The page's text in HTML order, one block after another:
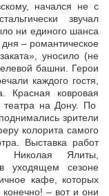
начался не с
звучал
ни единого шанса
– романтическое
уносило (не
башни. Герои
каждого гостя,
Красная ковровая
театра на Дону. По
зрители
колорита самого
Выставка работ
Николая Ялиты,
уходящем сезоне
кафе, которых
– вот и они